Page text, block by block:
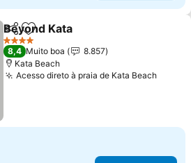
PartilharAdicionar aos favoritos
Beyond Kata
4 Estrelas
8,4 Muito boa
8.857
Kata Beach
Acesso direto à praia de Kata BeachVer